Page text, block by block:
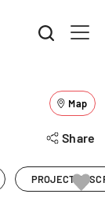
Map
Share
PROJECT